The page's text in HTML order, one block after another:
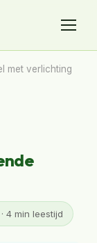
met verlichting
4 min leestijd